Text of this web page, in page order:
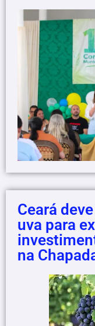
Ceará
uva para
na